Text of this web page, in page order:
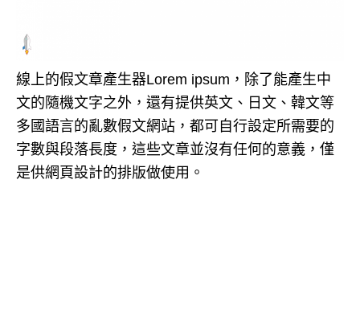
線上的假文章產生器Lorem ipsum，除了能產生中
文的隨機文字之外，還有提供英文、日文、韓文等
多國語言的亂數假文網站，都可自行設定所需要的
字數與段落長度，這些文章並沒有任何的意義，僅
是供網頁設計的排版做使用。